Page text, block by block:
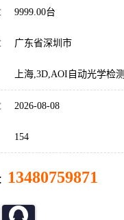
9999.00台
广东省深圳市
上海,3D,AOI自动光学检测
2026-08-08
154
13480759871